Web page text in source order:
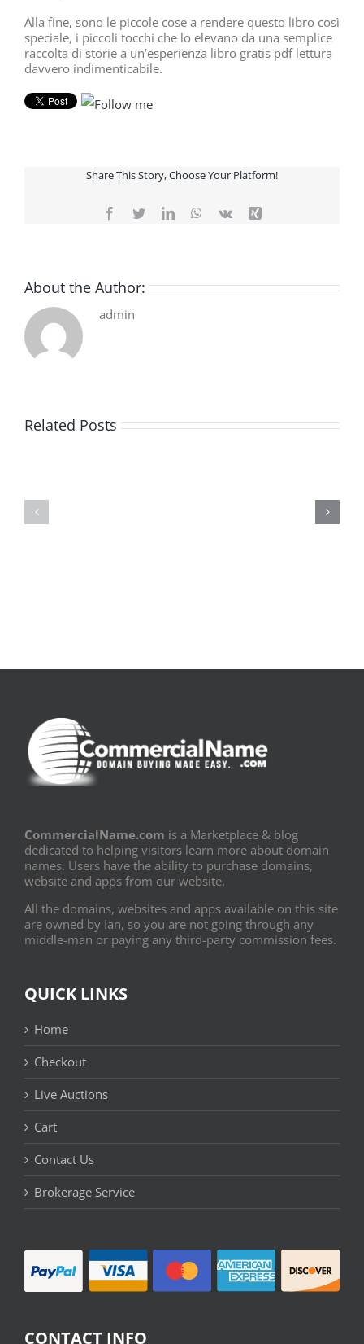
Alla fine, sono le piccole cose a rendere questo libro così
speciale, i piccoli tocchi che lo elevano da una semplice
raccolta di storie a un’esperienza libro gratis pdf lettura
davvero indimenticabile.
Share This Story, Choose Your Platform!
Facebook
TwitterLinkedInWhatsApp
Vk Xing
About the Author:
admin
Related Posts
CommercialName.com is a Marketplace & blog
dedicated to helping visitors learn more about domain
names. Users have the ability to purchase domains,
website and apps from our website.
All the domains, websites and apps available on this site
are owned by Ian, so you are not going through any
middle-man or paying any third-party commission fees.
QUICK LINKS
Home
Checkout
Live Auctions
Cart
Contact Us
Brokerage Service
CONTACT INFO